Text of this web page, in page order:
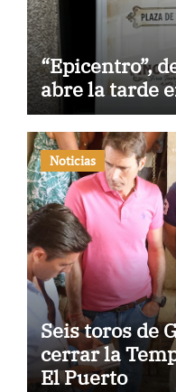
“Epicentro”,
abre la tarde
Noticias
Seis toros de
cerrar la
El Puerto